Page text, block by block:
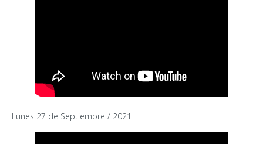
Lunes 27 de Septiembre / 2021